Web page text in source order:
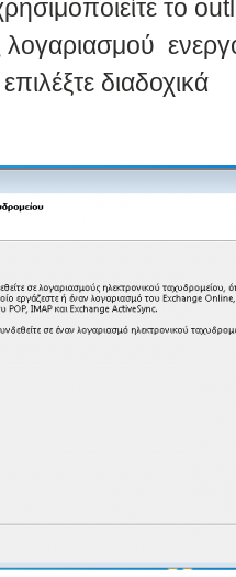
το
λογαριασμού
διαδοχικά